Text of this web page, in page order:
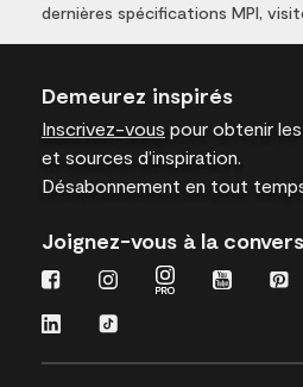
dernières spécifications MPI,
Demeurez inspirés
Inscrivez-vous pour obtenir
et sources d’inspiration.
Désabonnement en tout
Joignez-vous à la